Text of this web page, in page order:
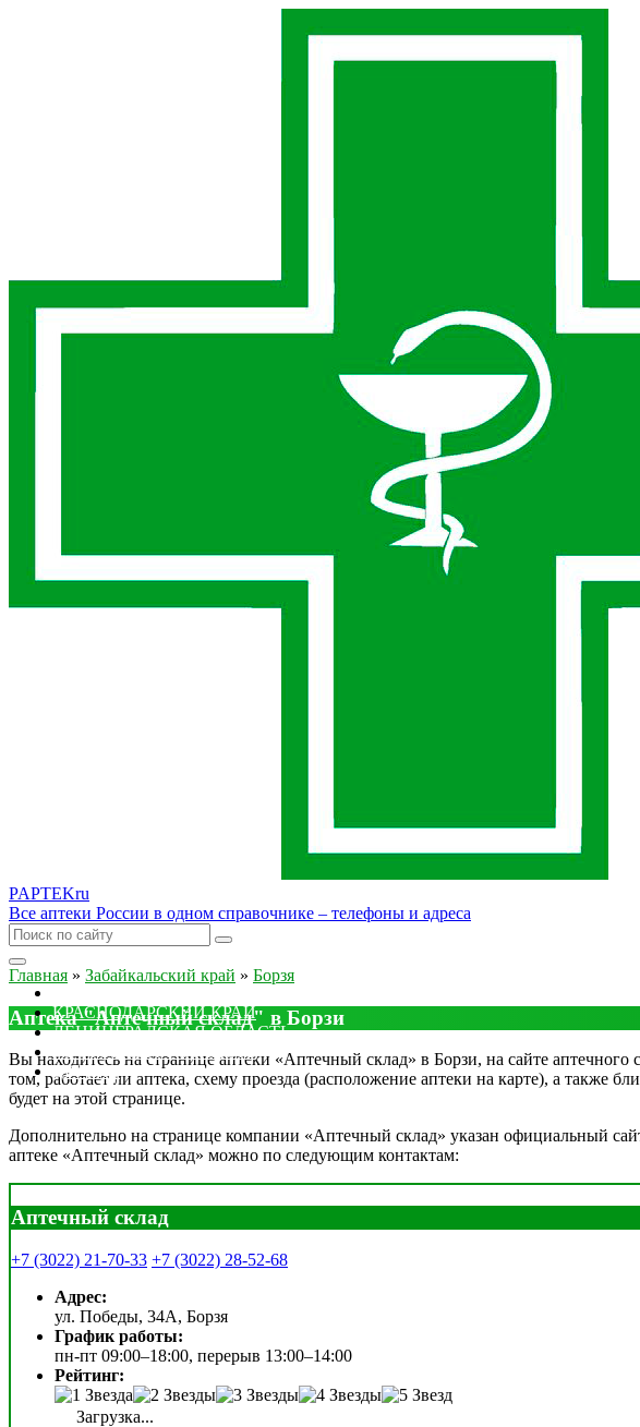
PAPTEKru
Все аптеки России в одном справочнике – телефоны и адреса
КРАСНОДАРСКИЙ КРАЙ
ЛЕНИНГРАДСКАЯ ОБЛАСТЬ
ДРУГИЕ
Главная » Забайкальский край » Борзя
Аптека "Аптечный склад" в Борзи
Вы находитесь на странице аптеки «Аптечный склад» в Борзи, на сайте
том, работает ли аптека, схему проезда (расположение аптеки на карте), а
будет на этой странице.
Дополнительно на странице компании «Аптечный склад» указан официальный
аптеке «Аптечный склад» можно по следующим контактам:
Аптечный склад
+7 (3022) 21-70-33 +7 (3022) 28-52-68
Адрес:
ул. Победы, 34А, Борзя
График работы:
пн-пт 09:00–18:00, перерыв 13:00–14:00
Рейтинг:
Загрузка...